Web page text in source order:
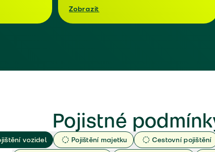
Zobrazit
Pojistné
vozidel Pojištění majetku Cestovní pojištění